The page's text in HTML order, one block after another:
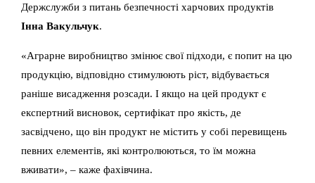
Держслужби з питань безпечності харчових продуктів
Інна Вакульчук.
«Аграрне виробництво змінює свої підходи, є попит на цю
продукцію, відповідно стимулюють ріст, відбувається
раніше висадження розсади. І якщо на цей продукт є
експертний висновок, сертифікат про якість, де
засвідчено, що він продукт не містить у собі перевищень
певних елементів, які контролюються, то їм можна
вживати», – каже фахівчина.